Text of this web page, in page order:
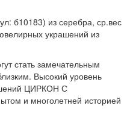
б10183) из серебра, ср.вес
украшений из
стать замечательным
Высокий уровень
ЦИРКОН С
и многолетней историей